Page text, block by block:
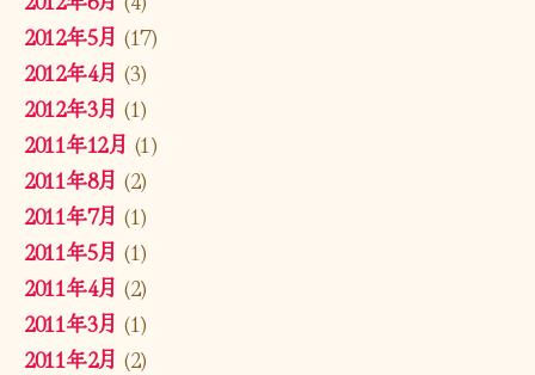
2012年5月 (17)
2012年4月 (3)
2012年3月 (1)
2011年12月 (1)
2011年8月 (2)
2011年7月 (1)
2011年5月 (1)
2011年4月 (2)
2011年3月 (1)
2011年2月 (2)